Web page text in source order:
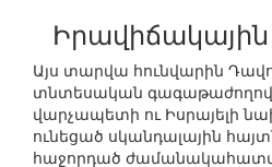
Այս տարվա հունվարին
տնտեսական
վարչապետի ու Իսրայելի
ունեցած սկանդալային
հաջորդած